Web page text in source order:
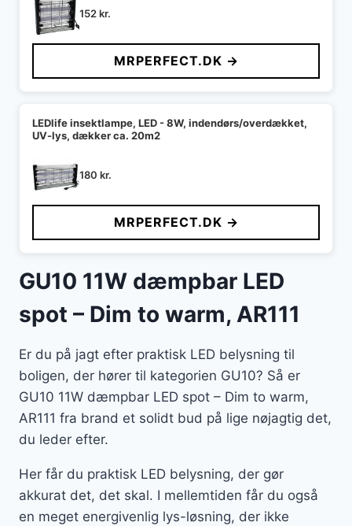
152kr.
MRPERFECT.DK →
LEDlife insektlampe, LED - 8W, indendørs/overdækket,
UV-lys, dækker ca. 20m2
180 kr.
MRPERFECT.DK →
GU10 11W dæmpbar LED
spot – Dim to warm, AR111
Er du på jagt efter praktisk LED belysning til
boligen, der hører til kategorien GU10? Så er
GU10 11W dæmpbar LED spot – Dim to warm,
AR111 fra brand et solidt bud på lige nøjagtig det,
du leder efter.
Her får du praktisk LED belysning, der gør
akkurat det, det skal. I mellemtiden får du også
en meget energivenlig lys-løsning, der ikke